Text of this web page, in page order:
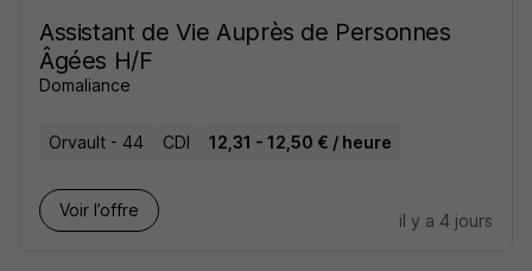
Assistant de Vie Auprès de Personnes
Âgées H/F
Domaliance
Orvault - 44 CDI 12,31 - 12,50 € / heure
Voir l’offre
il y a 4 jours